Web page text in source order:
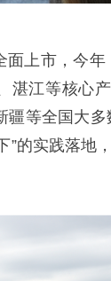
面上市，今
湛江等核心
疆等全国大
”的实践落